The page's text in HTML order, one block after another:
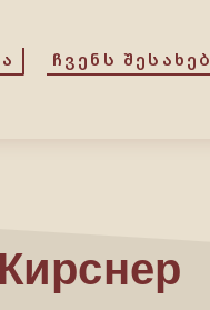
ᲩᲕᲔᲜᲡ ᲨᲔᲡᲐᲮᲔᲑ
Кирснер